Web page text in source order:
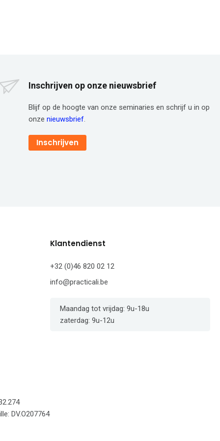
Inschrijven op onze nieuwsbrief
Blijf op de hoogte van onze seminaries en schrijf u in op
onze nieuwsbrief.
Inschrijven
DV.O207764
Klantendienst
+32 (0)46 820 02 12
info@practicali.be
Maandag tot vrijdag: 9u-18u
zaterdag: 9u-12u